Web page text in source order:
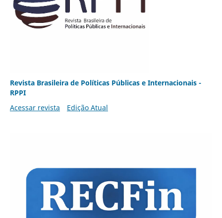
Revista Brasileira de Políticas Públicas e Internacionais -
RPPI
Acessar revista
Edição Atual